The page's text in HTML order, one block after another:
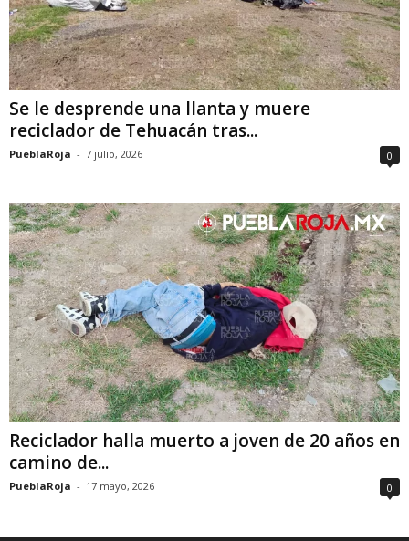
Se le desprende una llanta y muere
reciclador de Tehuacán tras...
PueblaRoja - 7 julio, 2026 0
Reciclador halla muerto a joven de 20 años en
camino de...
PueblaRoja - 17 mayo, 2026 0